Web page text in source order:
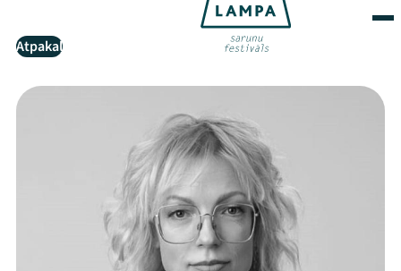
Atpakaļ